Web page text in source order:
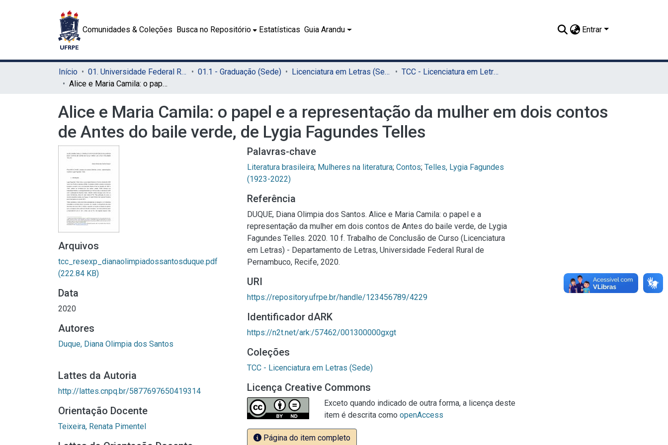
Comunidades & Coleções Busca no Repositório Estatísticas Guia Arandu Entrar
Início 01. Universidade Federal Rural de Pernambuco - UFRPE (Sede) 01.1 - Graduação (Sede) Licenciatura em Letras (Sede)
TCC - Licenciatura em Letras (Sede)
Alice e Maria Camila: o papel e a representação da mulher em dois contos de Antes do baile verde, de Lygia Fagundes Telles
Alice e Maria Camila: o papel e a representação da mulher em dois contos
de Antes do baile verde, de Lygia Fagundes Telles
Arquivos
tcc_resexp_dianaolimpiadossantosduque.pdf
(222.84 KB)
Data
2020
Autores
Duque, Diana Olimpia dos Santos
Lattes da Autoria
http://lattes.cnpq.br/5877697650419314
Orientação Docente
Teixeira, Renata Pimentel
Palavras-chave
Literatura brasileira; Mulheres na literatura; Contos; Telles, Lygia Fagundes
(1923-2022)
Referência
DUQUE, Diana Olimpia dos Santos. Alice e Maria Camila: o papel e a
representação da mulher em dois contos de Antes do baile verde, de Lygia
Fagundes Telles. 2020. 10 f. Trabalho de Conclusão de Curso (Licenciatura
em Letras) - Departamento de Letras, Universidade Federal Rural de
Pernambuco, Recife, 2020.
URI
https://repository.ufrpe.br/handle/123456789/4229
Identificador dARK
https://n2t.net/ark:/57462/001300000gxgt
Coleções
TCC - Licenciatura em Letras (Sede)
Licença Creative Commons
Exceto quando indicado de outra forma, a licença deste
item é descrita como openAccess
Página do item completo